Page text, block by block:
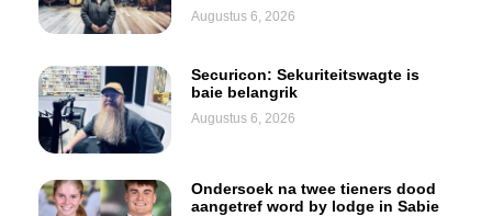
Augustus 6, 2026
Securicon: Sekuriteitswagte is
baie belangrik
Augustus 6, 2026
Ondersoek na twee tieners dood
aangetref word by lodge in Sabie